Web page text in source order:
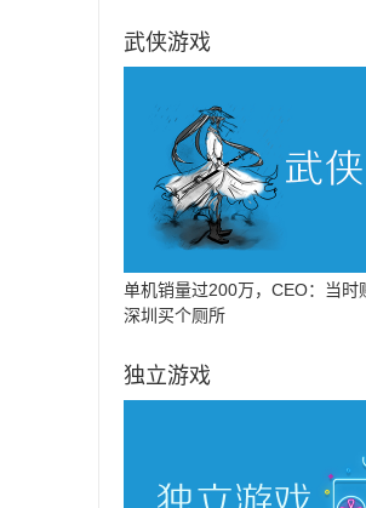
武侠游戏
单机销量过200万，CEO：当时
深圳买个厕所
独立游戏